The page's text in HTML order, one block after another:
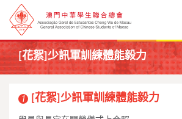
[花絮]少訊軍訓練體能毅力
1 [花絮]少訊軍訓練體能毅力